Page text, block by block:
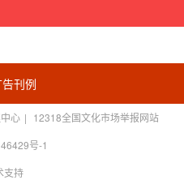
告刊例
心 | 12318全国文化市场举报网站
号-1
支持